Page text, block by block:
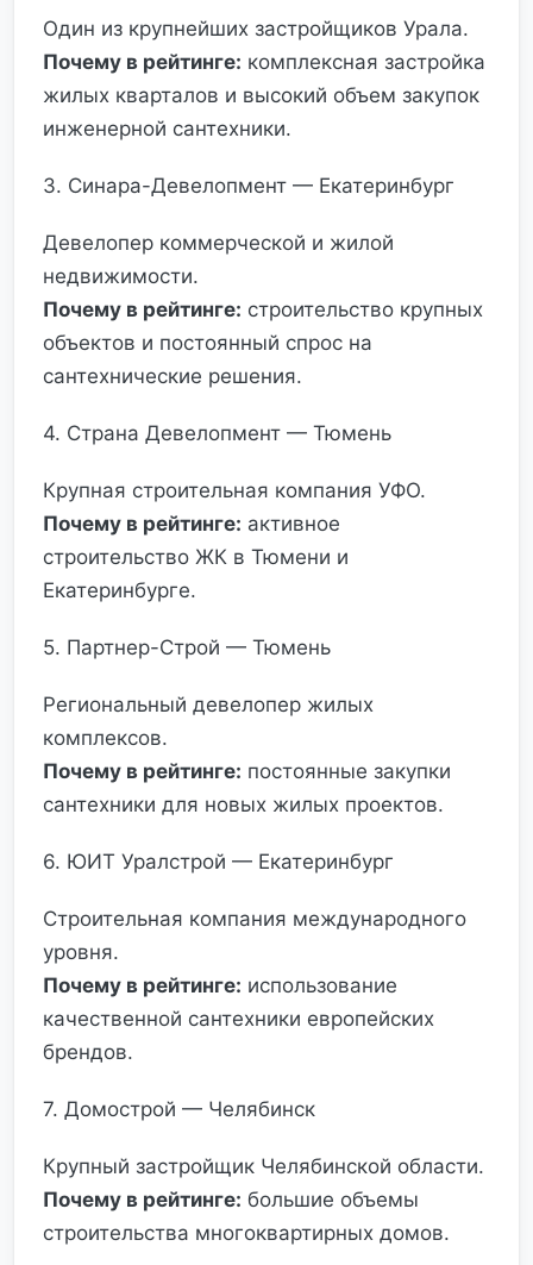
Один из крупнейших застройщиков Урала.
Почему в рейтинге: комплексная застройка
жилых кварталов и высокий объем закупок
инженерной сантехники.
3. Синара-Девелопмент — Екатеринбург
Девелопер коммерческой и жилой
недвижимости.
Почему в рейтинге: строительство крупных
объектов и постоянный спрос на
сантехнические решения.
4. Страна Девелопмент — Тюмень
Крупная строительная компания УФО.
Почему в рейтинге: активное
строительство ЖК в Тюмени и
Екатеринбурге.
5. Партнер-Строй — Тюмень
Региональный девелопер жилых
комплексов.
Почему в рейтинге: постоянные закупки
сантехники для новых жилых проектов.
6. ЮИТ Уралстрой — Екатеринбург
Строительная компания международного
уровня.
Почему в рейтинге: использование
качественной сантехники европейских
брендов.
7. Домострой — Челябинск
Крупный застройщик Челябинской области.
Почему в рейтинге: большие объемы
строительства многоквартирных домов.